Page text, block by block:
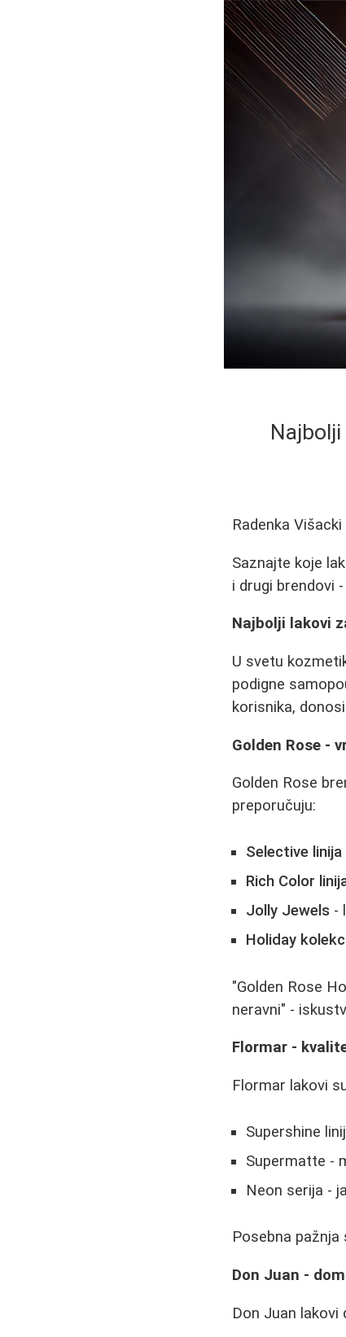
Radenka Višacki
Saznajte koje
i drugi brendovi
Najbolji lakovi
U svetu
podigne
korisnika,
Golden Rose -
Golden Rose
preporučuju:
Selective linija
Rich Color
Jolly Jewels -
Holiday
"Golden Rose
neravni" -
Flormar -
Flormar lakovi
Supershine
Supermatte -
Neon serija -
Posebna
Don Juan -
Don Juan